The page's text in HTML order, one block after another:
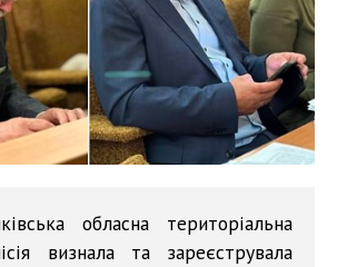
обласна територіальна
визнала та зареєструвала